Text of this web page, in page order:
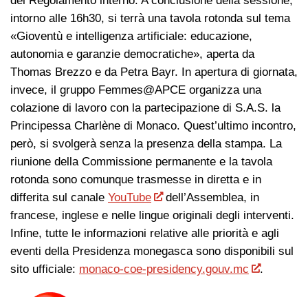
intorno alle 16h30, si terrà una tavola rotonda sul tema
«Gioventù e intelligenza artificiale: educazione,
autonomia e garanzie democratiche», aperta da
Thomas Brezzo e da Petra Bayr. In apertura di giornata,
invece, il gruppo Femmes@APCE organizza una
colazione di lavoro con la partecipazione di S.A.S. la
Principessa Charlène di Monaco. Quest’ultimo incontro,
però, si svolgerà senza la presenza della stampa. La
riunione della Commissione permanente e la tavola
rotonda sono comunque trasmesse in diretta e in
differita sul canale YouTube
dell’Assemblea, in
francese, inglese e nelle lingue originali degli interventi.
Infine, tutte le informazioni relative alle priorità e agli
eventi della Presidenza monegasca sono disponibili sul
sito ufficiale: monaco-coe-presidency.gouv.mc .